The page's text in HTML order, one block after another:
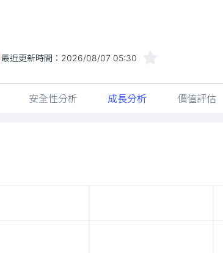
最近更新時間： 2026/08/07 05:30
安全性分析 成長分析 價值評估